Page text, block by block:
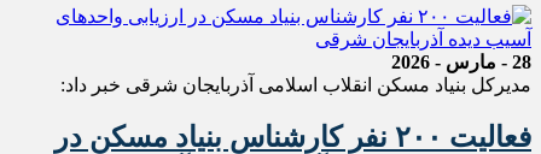
28 - مارس - 2026
مدیرکل بنیاد مسکن انقلاب اسلامی آذربایجان شرقی خبر داد:
فعالیت ۲۰۰ نفر کارشناس بنیاد مسکن در